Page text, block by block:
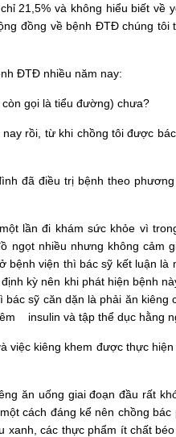
21,5% và không hiểu biết về
đồng về bệnh ĐTĐ chúng tôi
ĐTĐ nhiều năm nay:
gọi là tiểu đường) chưa?
rồi, từ khi chồng tôi được
đã điều trị bệnh theo
lần đi khám sức khỏe vì
ngọt nhiều nhưng không cảm
bệnh viện thì bác sỹ kết luận là
kỳ nên khi phát hiện bệnh
sỹ căn dặn là phải ăn kiêng
insulin và tập thể dục hằng
việc kiêng khem được thực
ăn uống giai đoạn đầu rất
cách đáng kể nên chồng
các thực phẩm ít chất